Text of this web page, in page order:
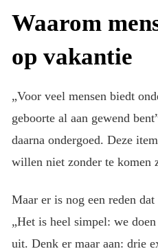
Waarom
op vakantie
„Voor veel mensen biedt
geboorte al aan gewend
daarna ondergoed. Deze
willen niet zonder te komen
Maar er is nog een reden
„Het is heel simpel: we
uit. Denk er maar aan: drie